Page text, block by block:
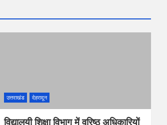
उत्तराखंड देहरादून
विद्यालयी शिक्षा विभाग में वरिष्ठ अधिकारियों